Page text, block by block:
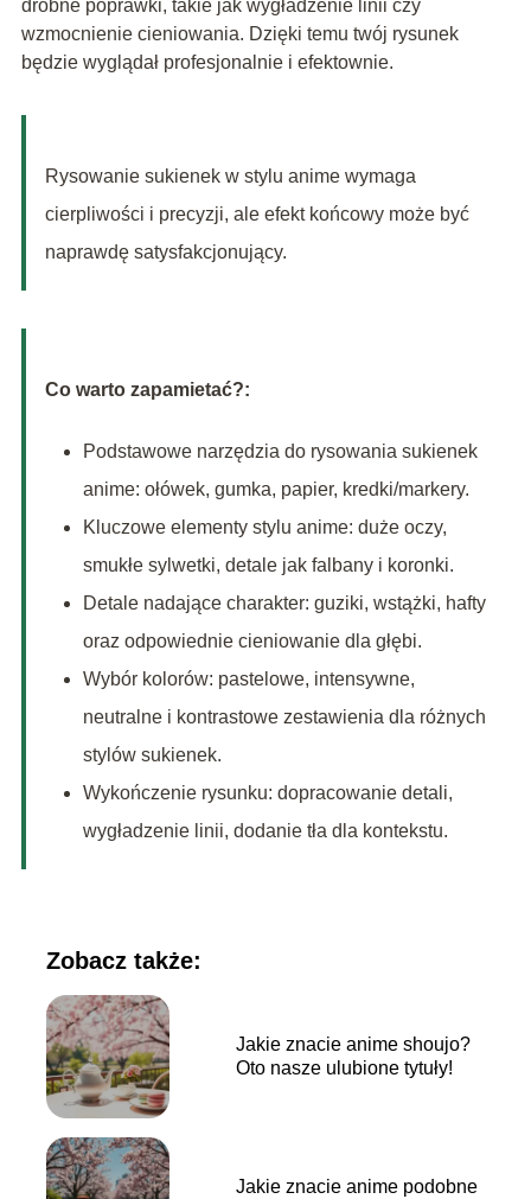
drobne poprawki, takie jak wygładzenie linii czy
wzmocnienie cieniowania. Dzięki temu twój rysunek
będzie wyglądał profesjonalnie i efektownie.
Rysowanie sukienek w stylu anime wymaga
cierpliwości i precyzji, ale efekt końcowy może być
naprawdę satysfakcjonujący.
Co warto zapamietać?:
Podstawowe narzędzia do rysowania sukienek
anime: ołówek, gumka, papier, kredki/markery.
Kluczowe elementy stylu anime: duże oczy,
smukłe sylwetki, detale jak falbany i koronki.
Detale nadające charakter: guziki, wstążki, hafty
oraz odpowiednie cieniowanie dla głębi.
Wybór kolorów: pastelowe, intensywne,
neutralne i kontrastowe zestawienia dla różnych
stylów sukienek.
Wykończenie rysunku: dopracowanie detali,
wygładzenie linii, dodanie tła dla kontekstu.
Zobacz także:
Jakie znacie anime shoujo?
Oto nasze ulubione tytuły!
Jakie znacie anime podobne